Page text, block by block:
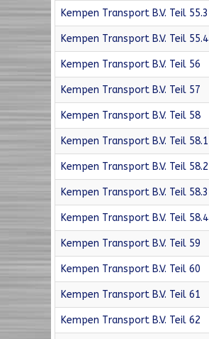
Kempen Transport B.V. Teil 55.3
Kempen Transport B.V. Teil 55.4
Kempen Transport B.V. Teil 56
Kempen Transport B.V. Teil 57
Kempen Transport B.V. Teil 58
Kempen Transport B.V. Teil 58.1
Kempen Transport B.V. Teil 58.2
Kempen Transport B.V. Teil 58.3
Kempen Transport B.V. Teil 58.4
Kempen Transport B.V. Teil 59
Kempen Transport B.V. Teil 60
Kempen Transport B.V. Teil 61
Kempen Transport B.V. Teil 62